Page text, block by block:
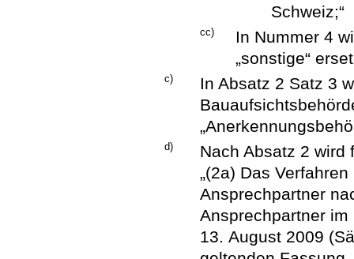
Schweiz;“
cc)
In Nummer 4
„sonstige“
c)
In Absatz 2 Satz 3
d)
Nach Absatz 2 wird
„(2a) Das
Ansprechpartner
Ansprechpartner
13. August 2009